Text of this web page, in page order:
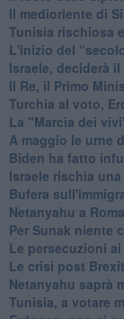
Il medioriente di
Tunisia rischiosa
L'inizio del
Israele, deciderà
Il Re, il Primo
Turchia al voto,
La "Marcia dei
A maggio le urne
Biden ha fatto
Israele rischia
Bufera
Netanyahu a
Per Sunak niente
Le persecuzioni
Le crisi post Brexit
Netanyahu saprà
Tunisia, a votare